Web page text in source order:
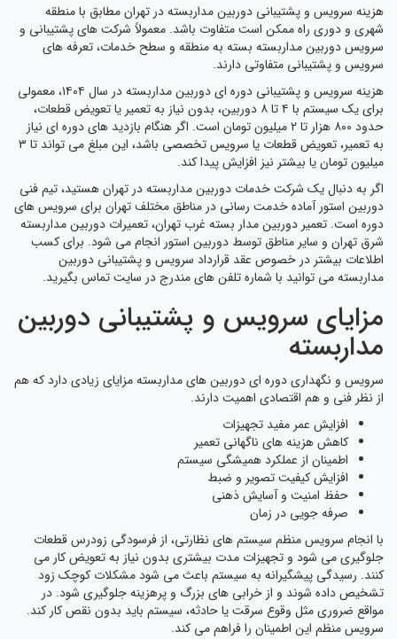
هزینه سرویس و پشتیبانی دوربین مداربسته در تهران مطابق با منطقه
شهری و دوری راه ممکن است متفاوت باشد. معمولاً شرکت های پشتیبانی و
سرویس دوربین مداربسته بسته به منطقه و سطح خدمات، تعرفه های
سرویس و پشتیبانی متفاوتی دارند.
هزینه سرویس و پشتیبانی دوره ای دوربین مداربسته در سال ۱۴۰۴، معمولی
برای یک سیستم با ۴ تا ۸ دوربین، بدون نیاز به تعمیر یا تعویض قطعات،
حدود ۸۰۰ هزار تا ۲ میلیون تومان است. اگر هنگام بازدید های دوره ای نیاز
به تعمیر، تعویض قطعات یا سرویس تخصصی باشد، این مبلغ می تواند تا ۳
میلیون تومان یا بیشتر نیز افزایش پیدا کند.
اگر به دنبال یک شرکت خدمات دوربین مداربسته در تهران هستید، تیم فنی
دوربین استور آماده خدمت رسانی در مناطق مختلف تهران برای سرویس های
دوره است. تعمیر دوربین مدار بسته غرب تهران، تعمیرات دوربین مداربسته
شرق تهران و سایر مناطق توسط دوربین استور انجام می شود. برای کسب
اطلاعات بیشتر در خصوص عقد قرارداد سرویس و پشتیبانی دوربین
مداربسته می توانید با شماره تلفن های مندرج در سایت تماس بگیرید.
مزایای سرویس و پشتیبانی دوربین
مداربسته
سرویس و نگهداری دوره ای دوربین های مداربسته مزایای زیادی دارد که هم
از نظر فنی و هم اقتصادی اهمیت دارند.
افزایش عمر مفید تجهیزات
کاهش هزینه های ناگهانی تعمیر
اطمینان از عملکرد همیشگی سیستم
افزایش کیفیت تصویر و ضبط
حفظ امنیت و آسایش ذهنی
صرفه جویی در زمان
با انجام سرویس منظم سیستم های نظارتی، از فرسودگی زودرس قطعات
جلوگیری می شود و تجهیزات مدت بیشتری بدون نیاز به تعویض کار می
کنند. رسیدگی پیشگیرانه به سیستم باعث می شود مشکلات کوچک زود
تشخیص داده شوند و از خرابی های بزرگ و پرهزینه جلوگیری شود. در
مواقع ضروری مثل وقوع سرقت یا حادثه، سیستم باید بدون نقص کار کند.
سرویس منظم این اطمینان را فراهم می کند.